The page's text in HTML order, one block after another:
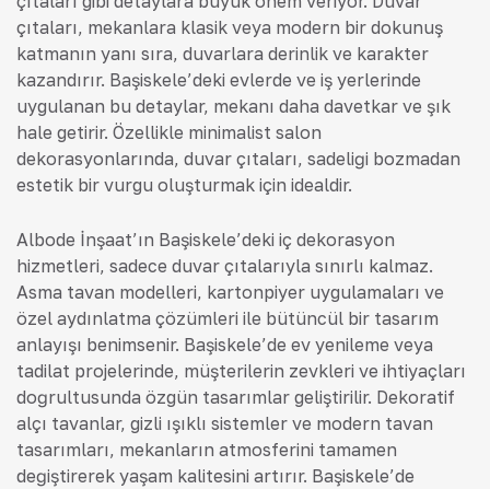
çıtaları, mekanlara klasik veya modern bir dokunuş
katmanın yanı sıra, duvarlara derinlik ve karakter
kazandırır. Başiskele’deki evlerde ve iş yerlerinde
uygulanan bu detaylar, mekanı daha davetkar ve şık
hale getirir. Özellikle minimalist salon
dekorasyonlarında, duvar çıtaları, sadeliği bozmadan
estetik bir vurgu oluşturmak için idealdir.
Albode İnşaat’ın Başiskele’deki iç dekorasyon
hizmetleri, sadece duvar çıtalarıyla sınırlı kalmaz.
Asma tavan modelleri, kartonpiyer uygulamaları ve
özel aydınlatma çözümleri ile bütüncül bir tasarım
anlayışı benimsenir. Başiskele’de ev yenileme veya
tadilat projelerinde, müşterilerin zevkleri ve ihtiyaçları
doğrultusunda özgün tasarımlar geliştirilir. Dekoratif
alçı tavanlar, gizli ışıklı sistemler ve modern tavan
tasarımları, mekanların atmosferini tamamen
değiştirerek yaşam kalitesini artırır. Başiskele’de